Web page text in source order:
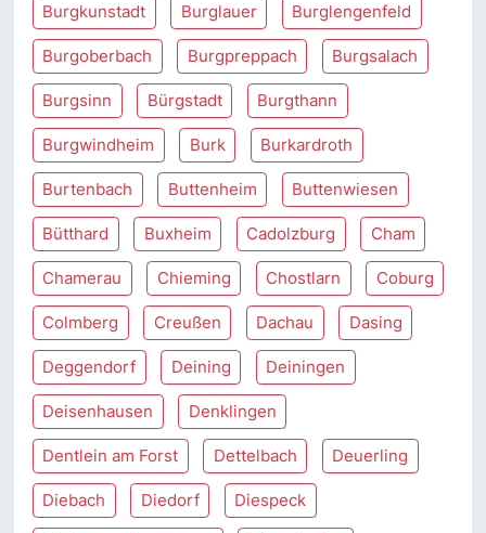
Burgkunstadt Burglauer Burglengenfeld
Burgoberbach Burgpreppach Burgsalach
Burgsinn Bürgstadt Burgthann
Burgwindheim Burk Burkardroth
Burtenbach Buttenheim Buttenwiesen
Bütthard Buxheim Cadolzburg Cham
Chamerau Chieming Chostlarn Coburg
Colmberg Creußen Dachau Dasing
Deggendorf Deining Deiningen
Deisenhausen Denklingen
Dentlein am Forst Dettelbach Deuerling
Diebach Diedorf Diespeck